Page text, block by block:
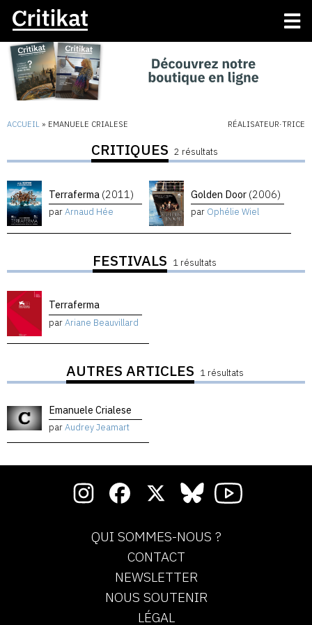
ACCUEIL » EMANUELE CRIALESE RÉALISATEUR·TRICE
CRITIQUES 2 résultats
Terraferma (2011)
parArnaud Hée
Golden Door (2006)
par Ophélie Wiel
FESTIVALS 1 résultats
Terraferma
parAriane Beauvillard
AUTRES ARTICLES 1 résultats
Emanuele Crialese
parAudrey Jeamart
QUI SOMMES-NOUS ?
CONTACT
NEWSLETTER
NOUS SOUTENIR
LÉGAL